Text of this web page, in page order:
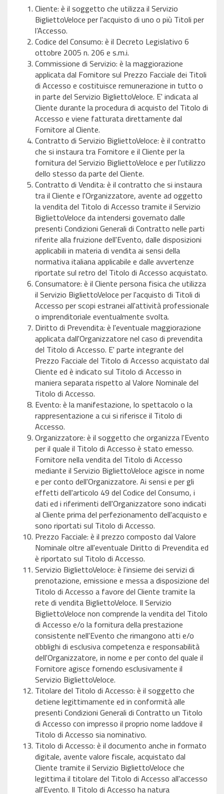
Cliente: è il soggetto che utilizza il Servizio
BigliettoVeloce per l'acquisto di uno o più Titoli per
l’Accesso.
Codice del Consumo: è il Decreto Legislativo 6
ottobre 2005 n. 206 e s.m.i.
Commissione di Servizio: è la maggiorazione
applicata dal Fornitore sul Prezzo Facciale dei Titoli
di Accesso e costituisce remunerazione in tutto o
in parte del Servizio BigliettoVeloce. E' indicata al
Cliente durante la procedura di acquisto del Titolo di
Accesso e viene fatturata direttamente dal
Fornitore al Cliente.
Contratto di Servizio BigliettoVeloce: è il contratto
che si instaura tra Fornitore e il Cliente per la
fornitura del Servizio BigliettoVeloce e per l'utilizzo
dello stesso da parte del Cliente.
Contratto di Vendita: è il contratto che si instaura
tra il Cliente e l'Organizzatore, avente ad oggetto
la vendita del Titolo di Accesso tramite il Servizio
BigliettoVeloce da intendersi governato dalle
presenti Condizioni Generali di Contratto nelle parti
riferite alla fruizione dell'Evento, dalle disposizioni
applicabili in materia di vendita ai sensi della
normativa italiana applicabile e dalle avvertenze
riportate sul retro del Titolo di Accesso acquistato.
Consumatore: è il Cliente persona fisica che utilizza
il Servizio BigliettoVeloce per l'acquisto di Titoli di
Accesso per scopi estranei all'attività professionale
o imprenditoriale eventualmente svolta.
Diritto di Prevendita: è l'eventuale maggiorazione
applicata dall'Organizzatore nel caso di prevendita
del Titolo di Accesso. E' parte integrante del
Prezzo Facciale del Titolo di Accesso acquistato dal
Cliente ed è indicato sul Titolo di Accesso in
maniera separata rispetto al Valore Nominale del
Titolo di Accesso.
Evento: è la manifestazione, lo spettacolo o la
rappresentazione a cui si riferisce il Titolo di
Accesso.
Organizzatore: è il soggetto che organizza l'Evento
per il quale il Titolo di Accesso è stato emesso.
Fornitore nella vendita del Titolo di Accesso
mediante il Servizio BigliettoVeloce agisce in nome
e per conto dell'Organizzatore. Ai sensi e per gli
effetti dell'articolo 49 del Codice del Consumo, i
dati ed i riferimenti dell'Organizzatore sono indicati
al Cliente prima del perfezionamento dell'acquisto e
sono riportati sul Titolo di Accesso.
Prezzo Facciale: è il prezzo composto dal Valore
Nominale oltre all'eventuale Diritto di Prevendita ed
è riportato sul Titolo di Accesso.
Servizio BigliettoVeloce: è l'insieme dei servizi di
prenotazione, emissione e messa a disposizione del
Titolo di Accesso a favore del Cliente tramite la
rete di vendita BigliettoVeloce. Il Servizio
BigliettoVeloce non comprende la vendita del Titolo
di Accesso e/o la fornitura della prestazione
consistente nell'Evento che rimangono atti e/o
obblighi di esclusiva competenza e responsabilità
dell'Organizzatore, in nome e per conto del quale il
Fornitore agisce fornendo esclusivamente il
Servizio BigliettoVeloce.
Titolare del Titolo di Accesso: è il soggetto che
detiene legittimamente ed in conformità alle
presenti Condizioni Generali di Contratto un Titolo
di Accesso con impresso il proprio nome laddove il
Titolo di Accesso sia nominativo.
Titolo di Accesso: è il documento anche in formato
digitale, avente valore fiscale, acquistato dal
Cliente tramite il Servizio BigliettoVeloce che
legittima il titolare del Titolo di Accesso all'accesso
all'Evento. Il Titolo di Accesso ha natura